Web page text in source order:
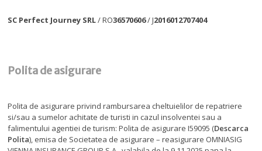
SC Perfect Journey SRL/ RO36570606/ J2016012707404
Polita de asigurare
Polita de asigurare privind rambursarea cheltuielilor de repatriere
si/sau a sumelor achitate de turisti in cazul insolventei sau a
falimentului agentiei de turism: Polita de asigurare I59095 (Descarca
Polita), emisa de Societatea de asigurare – reasigurare OMNIASIG